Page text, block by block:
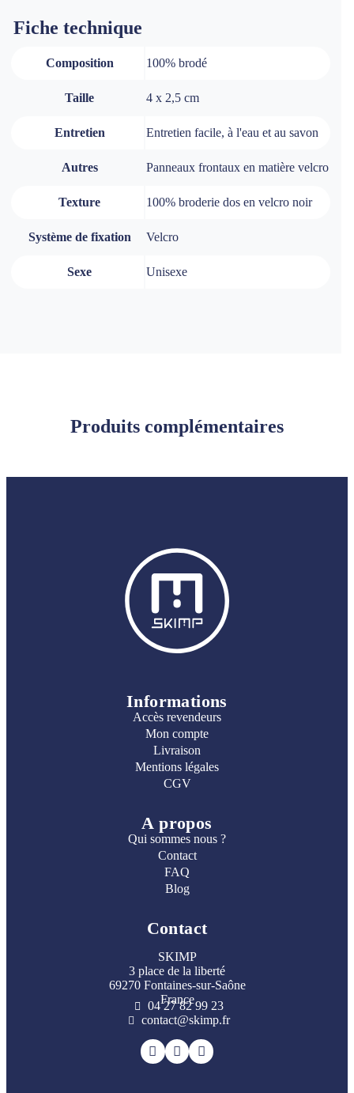
Fiche technique
Composition 100% brodé
Taille 4 x 2,5 cm
Entretien Entretien facile, à l'eau et au savon
Autres Panneaux frontaux en matière velcro
Texture 100% broderie dos en velcro noir
Système de fixation Velcro
Sexe Unisexe
Produits complémentaires
Informations
Accès revendeurs
Mon compte
Livraison
Mentions légales
CGV
A propos
Qui sommes nous ?
Contact
FAQ
Blog
Contact
SKIMP
3 place de la liberté
69270 Fontaines-sur-Saône
France
04 27 82 99 23
contact@skimp.fr